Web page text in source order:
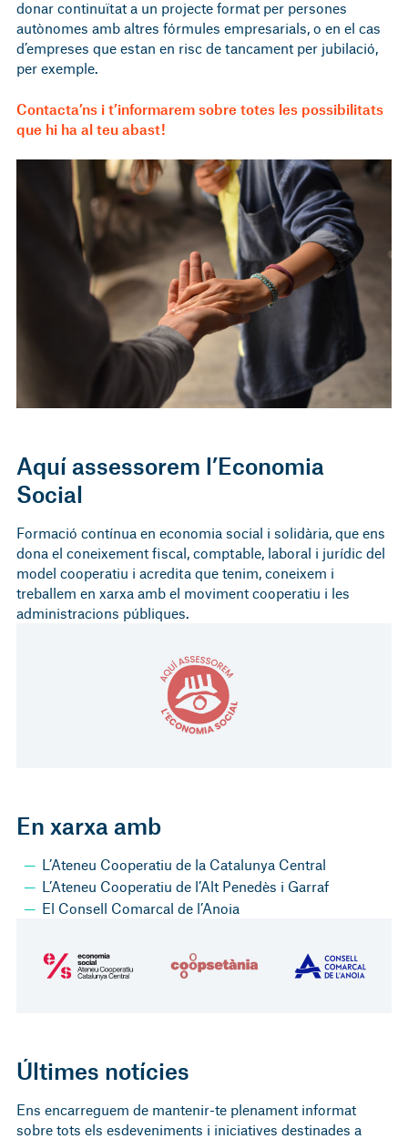
donar continuïtat a un projecte format per persones
autònomes amb altres fórmules empresarials, o en el cas
d’empreses que estan en risc de tancament per jubilació,
per exemple.
Contacta’ns i t’informarem sobre totes les possibilitats
que hi ha al teu abast!
Aquí assessorem l’Economia
Social
Formació contínua en economia social i solidària, que ens
dona el coneixement fiscal, comptable, laboral i jurídic del
model cooperatiu i acredita que tenim, coneixem i
treballem en xarxa amb el moviment cooperatiu i les
administracions públiques.
En xarxa amb
L’Ateneu Cooperatiu de la Catalunya Central
L’Ateneu Cooperatiu de l’Alt Penedès i Garraf
El Consell Comarcal de l’Anoia
Últimes notícies
Ens encarreguem de mantenir-te plenament informat
sobre tots els esdeveniments i iniciatives destinades a